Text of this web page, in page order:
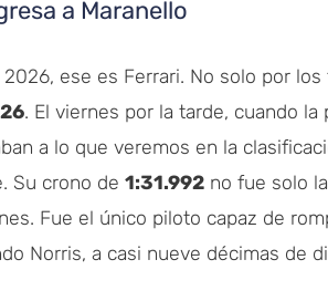
a Maranello
ese es Ferrari. No solo por
. El viernes por la tarde, cuando la
a lo que veremos en la
Su crono de 1:31.992 no fue solo
Fue el único piloto capaz de
Norris, a casi nueve décimas de